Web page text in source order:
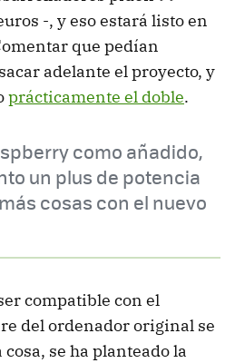
-, y eso estará listo en
que pedían
adelante el proyecto, y
prácticamente el doble.
como añadido,
un plus de potencia
cosas con el nuevo
compatible con el
del ordenador original se
se ha planteado la